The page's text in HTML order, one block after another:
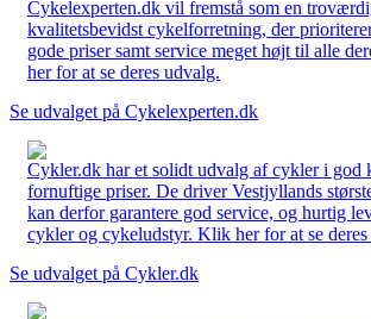
Cykelexperten.dk vil fremstå som en
kvalitetsbevidst cykelforretning, der
gode priser samt service meget højt til alle
her for at se deres udvalg.
Se udvalget på Cykelexperten.dk
Cykler.dk har et solidt udvalg af cykler i god
fornuftige priser. De driver Vestjyllands
kan derfor garantere god service, og hurtig
cykler og cykeludstyr. Klik her for at se
Se udvalget på Cykler.dk